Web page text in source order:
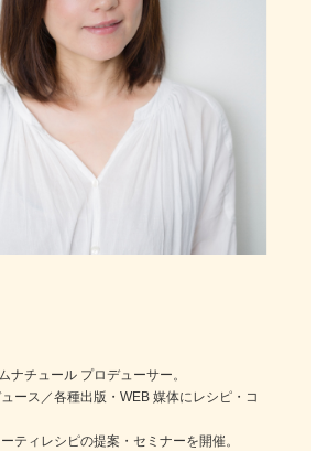
ナチュール プロデューサー。
ース／各種出版・WEB 媒体にレシピ・コ
ティレシピの提案・セミナーを開催。